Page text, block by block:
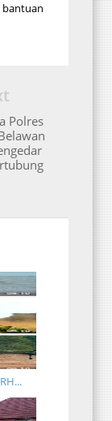
bantuan
Polres